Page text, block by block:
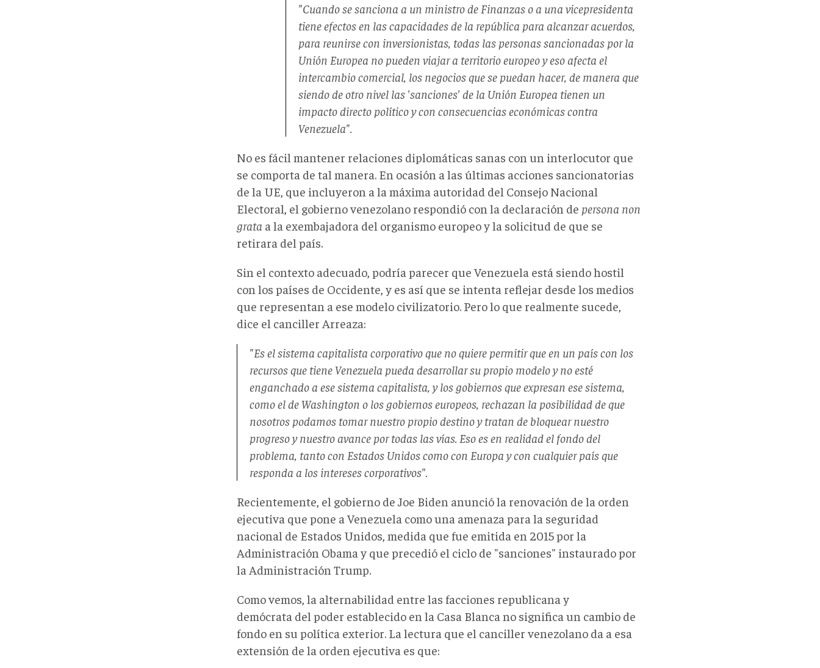
"Cuando se sanciona a un ministro de Finanzas o a una vicepresidenta
tiene efectos en las capacidades de la república para alcanzar acuerdos,
para reunirse con inversionistas, todas las personas sancionadas por la
Unión Europea no pueden viajar a territorio europeo y eso afecta el
intercambio comercial, los negocios que se puedan hacer, de manera que
siendo de otro nivel las 'sanciones' de la Unión Europea tienen un
impacto directo político y con consecuencias económicas contra
Venezuela".
No es fácil mantener relaciones diplomáticas sanas con un interlocutor que
se comporta de tal manera. En ocasión a las últimas acciones sancionatorias
de la UE, que incluyeron a la máxima autoridad del Consejo Nacional
Electoral, el gobierno venezolano respondió con la declaración de persona non
grata a la exembajadora del organismo europeo y la solicitud de que se
retirara del país.
Sin el contexto adecuado, podría parecer que Venezuela está siendo hostil
con los países de Occidente, y es así que se intenta reflejar desde los medios
que representan a ese modelo civilizatorio. Pero lo que realmente sucede,
dice el canciller Arreaza:
"Es el sistema capitalista corporativo que no quiere permitir que en un país con los
recursos que tiene Venezuela pueda desarrollar su propio modelo y no esté
enganchado a ese sistema capitalista, y los gobiernos que expresan ese sistema,
como el de Washington o los gobiernos europeos, rechazan la posibilidad de que
nosotros podamos tomar nuestro propio destino y tratan de bloquear nuestro
progreso y nuestro avance por todas las vías. Eso es en realidad el fondo del
problema, tanto con Estados Unidos como con Europa y con cualquier país que
responda a los intereses corporativos".
Recientemente, el gobierno de Joe Biden anunció la renovación de la orden
ejecutiva que pone a Venezuela como una amenaza para la seguridad
nacional de Estados Unidos, medida que fue emitida en 2015 por la
Administración Obama y que precedió el ciclo de "sanciones" instaurado por
la Administración Trump.
Como vemos, la alternabilidad entre las facciones republicana y
demócrata del poder establecido en la Casa Blanca no significa un cambio de
fondo en su política exterior. La lectura que el canciller venezolano da a esa
extensión de la orden ejecutiva es que: